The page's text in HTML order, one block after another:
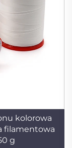
kolorowa
filamentowa
g